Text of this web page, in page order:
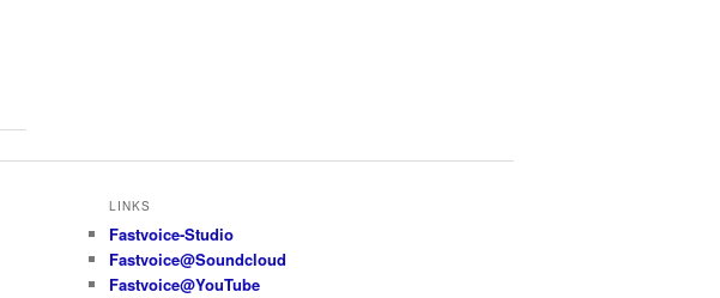
LINKS
Fastvoice-Studio
Fastvoice@Soundcloud
Fastvoice@YouTube